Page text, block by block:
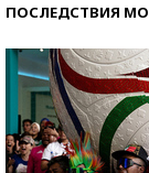
ПОСЛЕДСТВИЯ